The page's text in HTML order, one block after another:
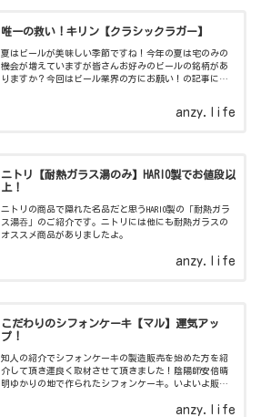
唯一の救い！キリン【クラシックラガー】
夏はビールが美味しい季節ですね！今年の夏は宅のみの
機会が増えていますが皆さんお好みのビールの銘柄があ
りますか？今回はビール業界の方にお願い！の記事にな
anzy.life
ニトリ【耐熱ガラス湯のみ】HARIO製でお値段以
上！
ニトリの商品で隠れた名品だと思うHARIO製の「耐熱ガラ
ス湯吞」のご紹介です。ニトリには他にも耐熱ガラスの
オススメ商品がありましたよ。
anzy.life
こだわりのシフォンケーキ【マル】運気アッ
プ！
知人の紹介でシフォンケーキの製造販売を始めた方を紹
介して頂き運良く取材させて頂きました！陰陽師安倍晴
明ゆかりの地で作られたシフォンケーキ。いよいよ販売
anzy.life